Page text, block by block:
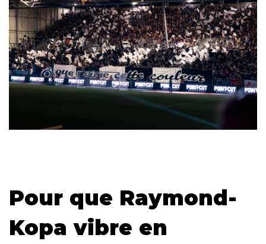
Pour que Raymond-
Kopa vibre en